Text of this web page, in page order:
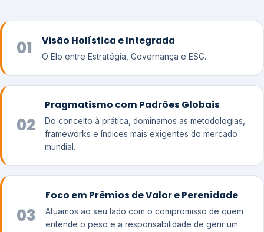
01 Visão Holística e Integrada
O Elo entre Estratégia, Governança e ESG.
02
Pragmatismo com Padrões Globais
Do conceito à prática, dominamos as metodologias,
frameworks e índices mais exigentes do mercado
mundial.
03
Foco em Prêmios de Valor e Perenidade
Atuamos ao seu lado com o compromisso de quem
entende o peso e a responsabilidade de gerir um